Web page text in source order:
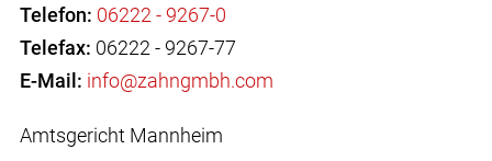
Telefon: 06222 - 9267-0
Telefax: 06222 - 9267-77
E-Mail: info@zahngmbh.com
Amtsgericht Mannheim